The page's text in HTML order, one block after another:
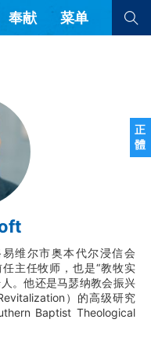
正
體
奉献 菜单
访谈
式讲道与神学
制与教会纪律
俄语
波斯语
波兰语
德语
易维尔市奥本代尔浸信会
主任牧师，也是“教牧实
。他还是马瑟纳教会振兴
）的高级研究
Baptist Theological